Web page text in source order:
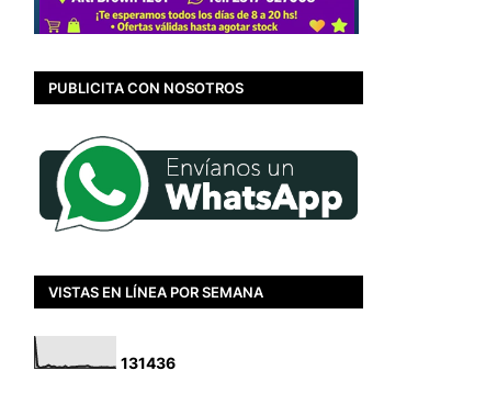
PUBLICITA CON NOSOTROS
VISTAS EN LÍNEA POR SEMANA
131436